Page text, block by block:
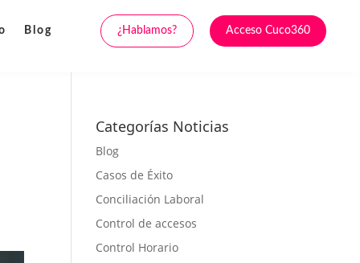
Blog ¿Hablamos? Acceso Cuco360
Categorías Noticias
Blog
Casos de Éxito
Conciliación Laboral
Control de accesos
Control Horario